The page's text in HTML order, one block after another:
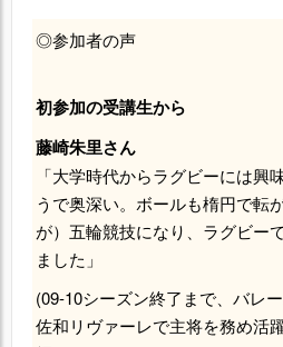
◎参加者の声
初参加の受講生から
藤崎朱里さん
「大学時代からラグビーには
うで奥深い。ボールも楕円で転
が）五輪競技になり、ラグビー
ました」
(09-10シーズン終了まで、バレ
佐和リヴァーレで主将を務め活